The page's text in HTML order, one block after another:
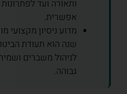
ותאורה ועד
אפשרית.
שנה הוא תעודת
לניהול משברים
גבוהה.